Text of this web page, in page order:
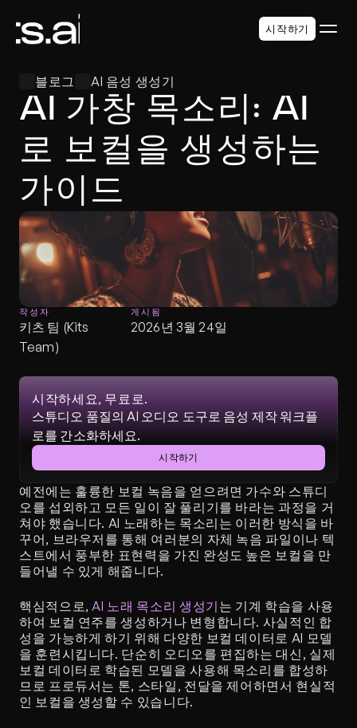
블로그 AI 음성 생성기
AI 가창 목소리: AI
로 보컬을 생성하는
가이드
작성자
키츠 팀 (Kits
Team)
게시됨
2026년 3월 24일
예전에는 훌륭한 보컬 녹음을 얻으려면 가수와 스튜디
오를 섭외하고 모든 일이 잘 풀리기를 바라는 과정을 거
쳐야 했습니다. AI 노래하는 목소리는 이러한 방식을 바
꾸어, 브라우저를 통해 여러분의 자체 녹음 파일이나 텍
스트에서 풍부한 표현력을 가진 완성도 높은 보컬을 만
들어낼 수 있게 해줍니다.
핵심적으로, AI 노래 목소리 생성기 는 기계 학습을 사용
하여 보컬 연주를 생성하거나 변형합니다. 사실적인 합
성을 가능하게 하기 위해 다양한 보컬 데이터로 AI 모델
을 훈련시킵니다. 단순히 오디오를 편집하는 대신, 실제
보컬 데이터로 학습된 모델을 사용해 목소리를 합성하
므로 프로듀서는 톤, 스타일, 전달을 제어하면서 현실적
인 보컬을 생성할 수 있습니다.
시작하세요, 무료로.
스튜디오 품질의 AI 오디오 도구로 음성 제작 워크플
로를 간소화하세요.
시작하기
시작하기